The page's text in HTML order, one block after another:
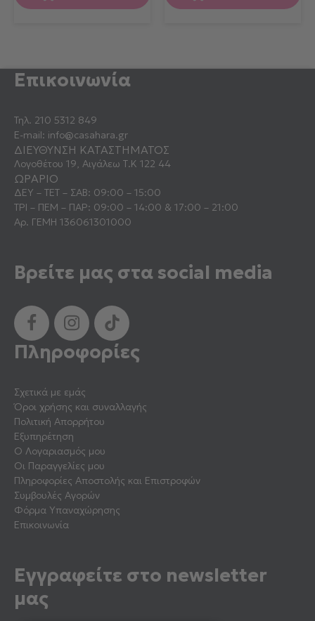
Επικοινωνία
Τηλ. 210 5312 849
E-mail: info@casahara.gr
ΔΙΕΥΘΥΝΣΗ ΚΑΤΑΣΤΗΜΑΤΟΣ
Λογοθέτου 19, Αιγάλεω Τ.Κ 122 44
ΩΡΑΡΙΟ
ΔΕΥ – ΤΕΤ – ΣΑΒ: 09:00 – 15:00
ΤΡΙ – ΠΕΜ – ΠΑΡ: 09:00 – 14:00 & 17:00 – 21:00
Αρ. ΓΕΜΗ 136061301000
Βρείτε μας στα social media
Πληροφορίες
Σχετικά με εμάς
Όροι χρήσης και συναλλαγής
Πολιτική Απορρήτου
Εξυπηρέτηση
Ο Λογαριασμός μου
Οι Παραγγελίες μου
Πληροφορίες Αποστολής και Επιστροφών
Συμβουλές Αγορών
Φόρμα Υπαναχώρησης
Επικοινωνία
Εγγραφείτε στο newsletter
μας